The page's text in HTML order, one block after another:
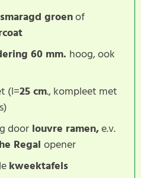
smaragd groenof
60 mm. hoog, ook
(l=25 cm., kompleet met
door louvre ramen,e.v.
Regalopener
kweektafels